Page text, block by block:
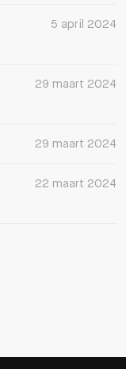
5 april 2024
29 maart 2024
29 maart 2024
22 maart 2024